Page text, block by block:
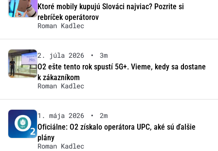
Ktoré mobily kupujú Slováci najviac? Pozrite si
rebríček operátorov
Roman Kadlec
2. júla 2026 •
3m
O2 ešte tento rok spustí 5G+. Vieme, kedy sa dostane
k zákazníkom
Roman Kadlec
1. mája 2026 •
2m
Oficiálne: O2 získalo operátora UPC, aké sú ďalšie
plány
Roman Kadlec